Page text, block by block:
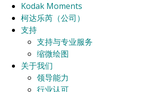
Kodak Moments
柯达乐芮（公司）
支持
支持与专业服务
缩微绘图
关于我们
领导能力
行业认可